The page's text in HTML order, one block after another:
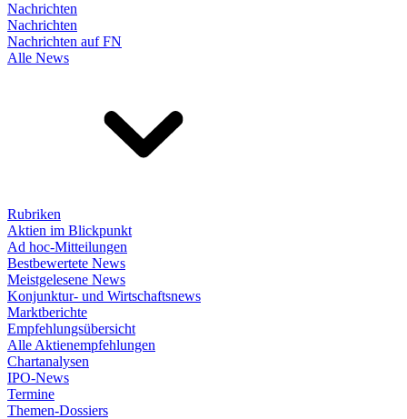
Nachrichten
Nachrichten
Nachrichten auf FN
Alle News
Rubriken
Aktien im Blickpunkt
Ad hoc-Mitteilungen
Bestbewertete News
Meistgelesene News
Konjunktur- und Wirtschaftsnews
Marktberichte
Empfehlungsübersicht
Alle Aktienempfehlungen
Chartanalysen
IPO-News
Termine
Themen-Dossiers